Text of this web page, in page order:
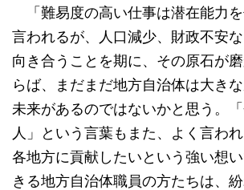
「難易度の高い仕事は潜在能力を
言われるが、人口減少、財政不安
向き合うことを期に、その原石が
らば、まだまだ地方自治体は大き
未来があるのではないかと思う。
人」という言葉もまた、よく言われ
各地方に貢献したいという強い想
きる地方自治体職員の方たちは、